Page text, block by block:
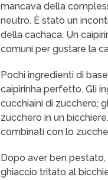
mancava della
neutro. È stato un
della cachaca. Un
comuni per gustare la
Pochi ingredienti di
caipirinha perfetto. Gli
cucchiaini di zucchero;
zucchero in un
combinati con lo
Dopo aver ben
ghiaccio tritato al